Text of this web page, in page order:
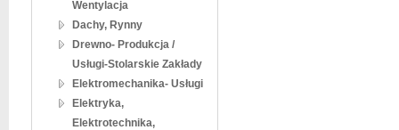
Wentylacja
Dachy, Rynny
Drewno- Produkcja /
Usługi-Stolarskie Zakłady
Elektromechanika- Usługi
Elektryka,
Elektrotechnika,